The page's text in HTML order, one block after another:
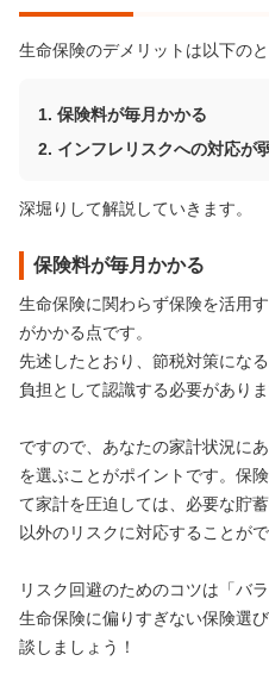
生命保険のデメリットは以下のと
保険料が毎月かかる
インフレリスクへの対応が
深堀りして解説していきます。
保険料が毎月かかる
生命保険に関わらず保険を活用
がかかる点です。
先述したとおり、節税対策にな
負担として認識する必要がありま
ですので、あなたの家計状況に
を選ぶことがポイントです。保
て家計を圧迫しては、必要な貯
以外のリスクに対応することがで
リスク回避のためのコツは「バラ
生命保険に偏りすぎない保険選
談しましょう！